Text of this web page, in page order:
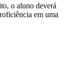
o aluno deverá
em uma